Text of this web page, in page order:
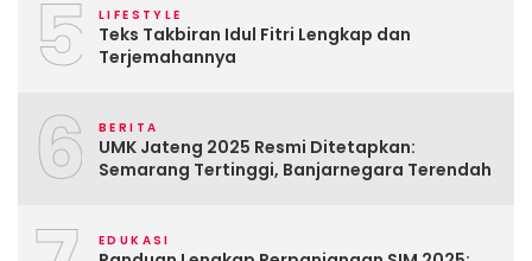
5 LIFESTYLE
Teks Takbiran Idul Fitri Lengkap dan
Terjemahannya
6 BERITA
UMK Jateng 2025 Resmi Ditetapkan:
Semarang Tertinggi, Banjarnegara Terendah
EDUKASI